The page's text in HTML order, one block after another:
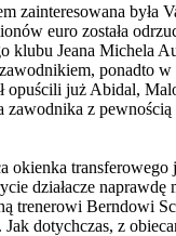
zainteresowana była
euro została
klubu Jeana Michela
ponadto
opuścili już Abidal,
zawodnika z
okienka transferowego
działacze naprawdę
trenerowi Berndowi
Jak dotychczas, z